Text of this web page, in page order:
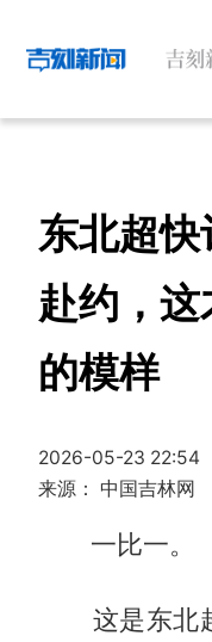
东北超
赴约，
的模样
2026-05-23 22:54
来源： 中国吉林网
一比一。
这是东北超